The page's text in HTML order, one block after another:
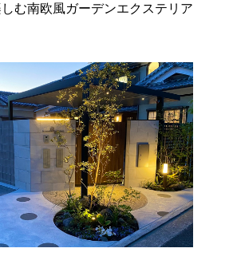
む南欧風ガーデンエクステリア